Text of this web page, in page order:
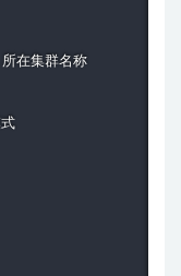
在集群名称